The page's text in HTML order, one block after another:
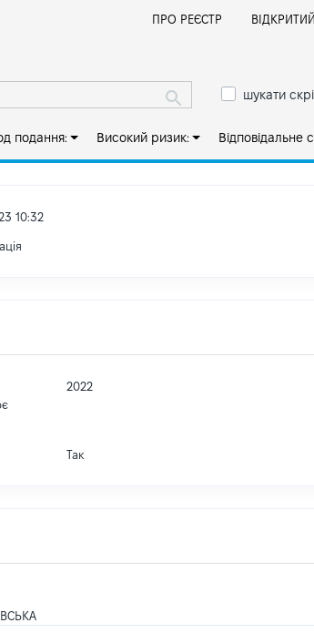
ПРО РЕЄСТР ВІДКРИТИЙ
шукати
подання: Високий ризик: Відповідальне
10:32
2022
Так